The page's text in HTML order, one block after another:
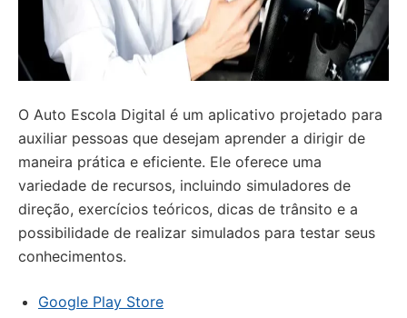
O Auto Escola Digital é um aplicativo projetado para
auxiliar pessoas que desejam aprender a dirigir de
maneira prática e eficiente. Ele oferece uma
variedade de recursos, incluindo simuladores de
direção, exercícios teóricos, dicas de trânsito e a
possibilidade de realizar simulados para testar seus
conhecimentos.
Google Play Store